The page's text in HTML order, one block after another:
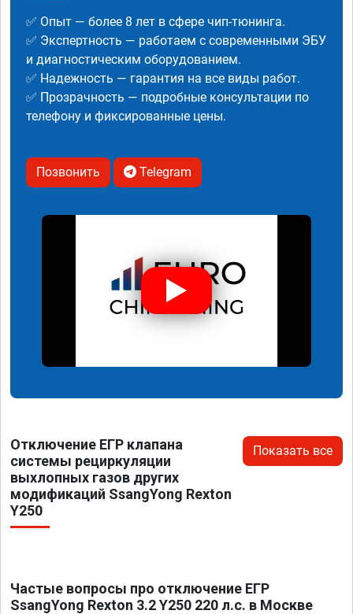
✅ Опыт — более 8 лет в сфере чип-тюнинга.
✅ Экспертность — работаем с современными ЭБУ
и диагностическим оборудованием.
✅ Надежность — гарантия на все виды работ.
✅ Прозрачность — подробные консультации по
телефону и фиксированные цены.
Позвонить Telegram
Отключение ЕГР клапана
системы рециркуляции
выхлопных газов других
модификаций SsangYong Rexton
Y250
Показать все
Частые вопросы про отключение ЕГР
SsangYong Rexton 3.2 Y250 220 л.с. в Москве